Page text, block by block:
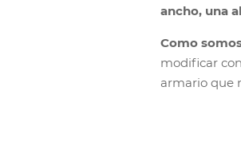
ancho, una
Como
modificar
armario que